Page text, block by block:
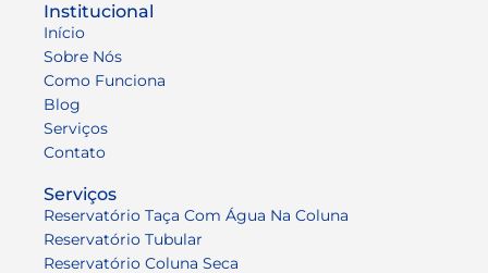
Institucional
Início
Sobre Nós
Como Funciona
Blog
Serviços
Contato
Serviços
Reservatório Taça Com Água Na Coluna
Reservatório Tubular
Reservatório Coluna Seca